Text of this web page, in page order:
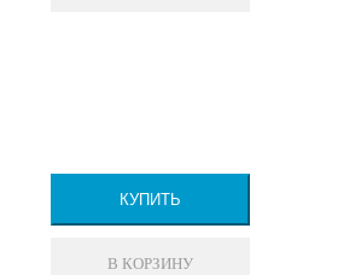
КУПИТЬ
В КОРЗИНУ